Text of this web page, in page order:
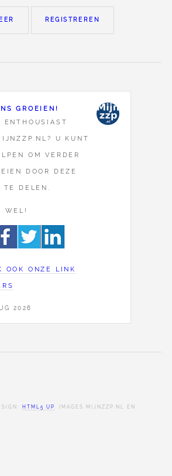
REGISTREREN
GROEIEN!
ENTHOUSIAST
U KUNT
OM VERDER
DOOR DEZE
TE DELEN.
WEL!
OOK ONZE LINK
2026
HTML5 UP . IMAGES MIJNZZP.NL EN